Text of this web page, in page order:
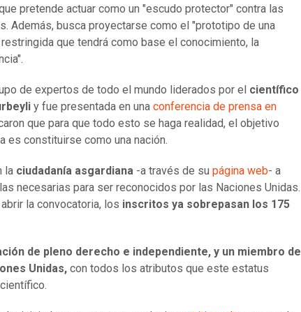
pretende actuar como un "escudo protector" contra las
Además, busca proyectarse como el "prototipo de una
que tendrá como base el conocimiento, la
de expertos de todo el mundo liderados por el científico
y fue presentada en una conferencia de prensa en
que para que todo esto se haga realidad, el objetivo
es constituirse como una nación.
la ciudadanía asgardiana -a través de su página web- a
necesarias para ser reconocidos por las Naciones Unidas.
la convocatoria, los inscritos ya sobrepasan los 175
de pleno derecho e independiente, y un miembro de
Unidas, con todos los atributos que este estatus